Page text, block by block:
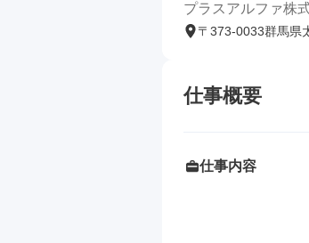
プラスアルファ株
〒373-0033群馬県
仕事概要
仕事内容